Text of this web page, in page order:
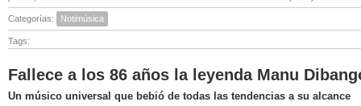
Categorías: Notimúsica
Tags:
Fallece a los 86 años la leyenda Manu
Un músico universal que bebió de todas las tendencias a su alcance